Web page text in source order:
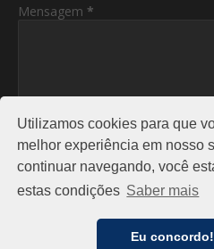
Utilizamos cookies para que
melhor experiência em nosso
continuar navegando, você
estas condições Saber mais
Eu concordo!
Mensagem *
https://
NOTÍCIAS FALE